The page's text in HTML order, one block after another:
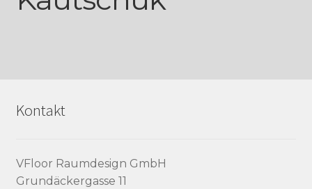
Kontakt
VFloor Raumdesign GmbH
Grundäckergasse 11